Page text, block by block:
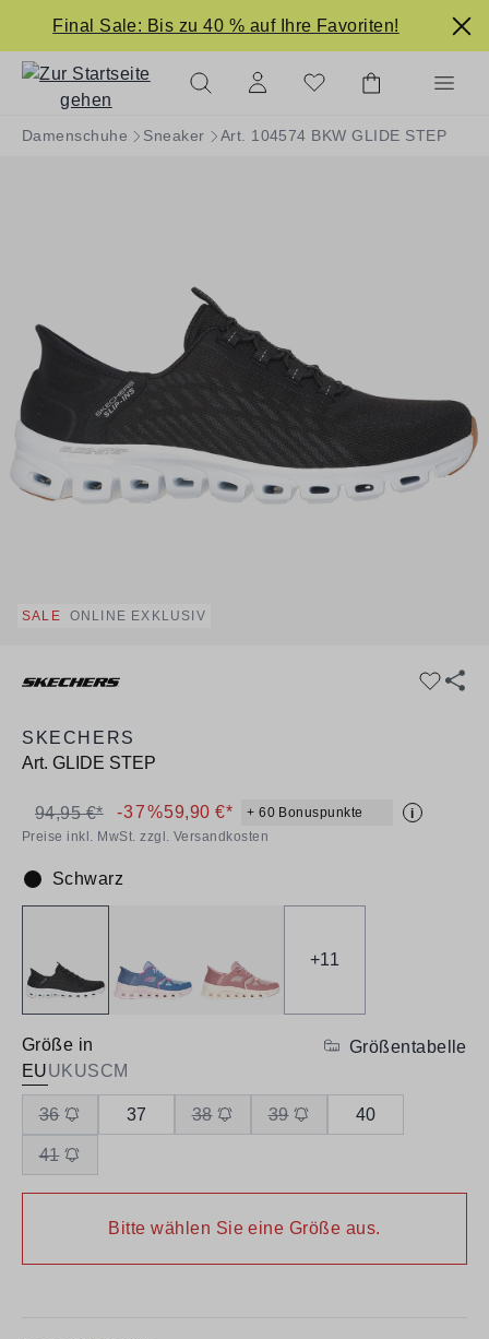
springen
Final Sale: Bis zu 40 % auf Ihre Favoriten!
Damenschuhe Sneaker Art. 104574 BKW GLIDE STEP
SALE ONLINE EXKLUSIV
SKECHERS
Art. GLIDE STEP
59,90 €* + 60 Bonuspunkte i
94,95 €* -37%
Preise inkl. MwSt. zzgl. Versandkosten
Farbe:
Schwarz
+11
Größe in
EUUKUSCM
Größentabelle
36 37 38 39 40
41
Bitte wählen Sie eine Größe aus.